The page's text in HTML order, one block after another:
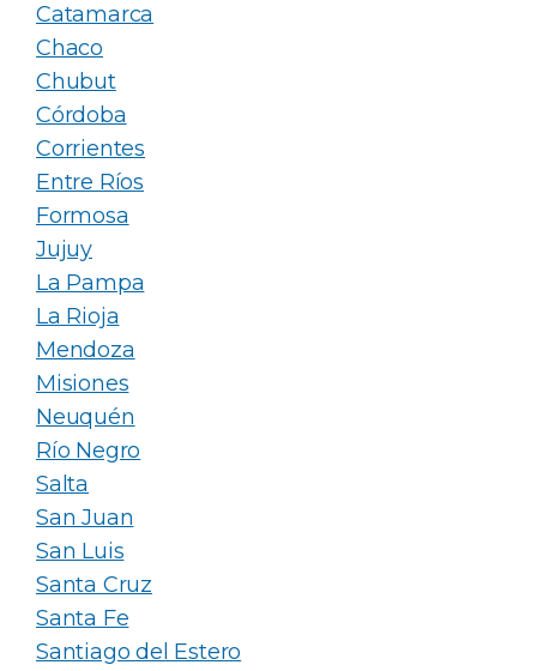
Catamarca
Chaco
Chubut
Córdoba
Corrientes
Entre Ríos
Formosa
Jujuy
La Pampa
La Rioja
Mendoza
Misiones
Neuquén
Río Negro
Salta
San Juan
San Luis
Santa Cruz
Santa Fe
Santiago del Estero